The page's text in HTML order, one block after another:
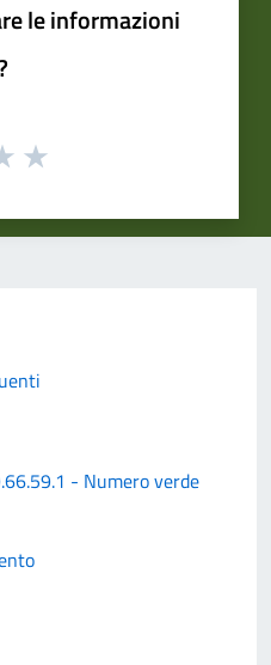
le informazioni
- Numero verde